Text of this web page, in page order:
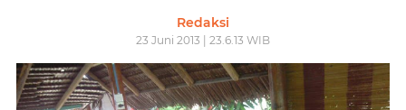
Redaksi
23 Juni 2013 | 23.6.13 WIB